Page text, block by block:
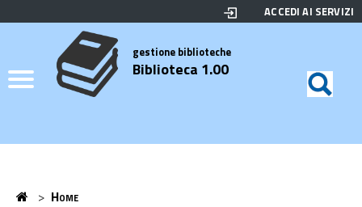
Elenco
Credits
ACCEDI AI SERVIZI
Biblioteca gestione biblioteche
Biblioteca 1.00 di
Home
> Home